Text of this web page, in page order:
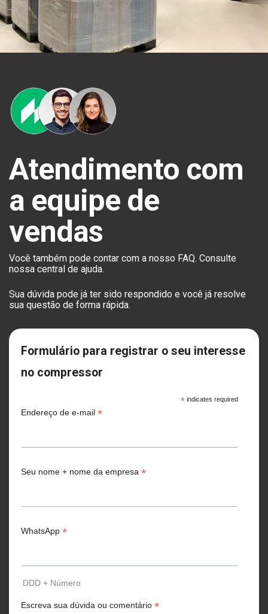
Atendimento com
a equipe de
vendas
Você também pode contar com a nosso FAQ. Consulte
nossa central de ajuda.
Sua dúvida pode já ter sido respondido e você já resolve
sua questão de forma rápida.
Formulário para registrar o seu interesse
no compressor
*indicates required
Endereço de e-mail *
Seu nome + nome da empresa *
WhatsApp *
DDD + Número
Escreva sua dúvida ou comentário *